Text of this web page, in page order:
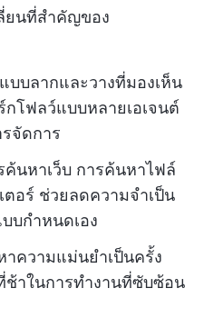
ยนที่สำคัญของ
บลากและวางที่มองเห็น
กโฟลว์แบบหลายเอเจนต์
จัดการ
ค้นหาเว็บ การค้นหาไฟล์
อร์ ช่วยลดความจำเป็น
บกำหนดเอง
ความแม่นยำเป็นครั้ง
าในการทำงานที่ซับซ้อน